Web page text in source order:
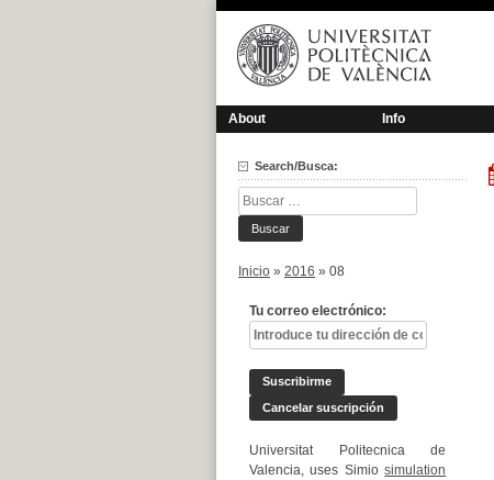
Saltar
contenido
About Info
Search/Busca:
Buscar:
Inicio » 2016 » 08
Tu correo electrónico:
Universitat Politecnica de
Valencia, uses Simiosimulation